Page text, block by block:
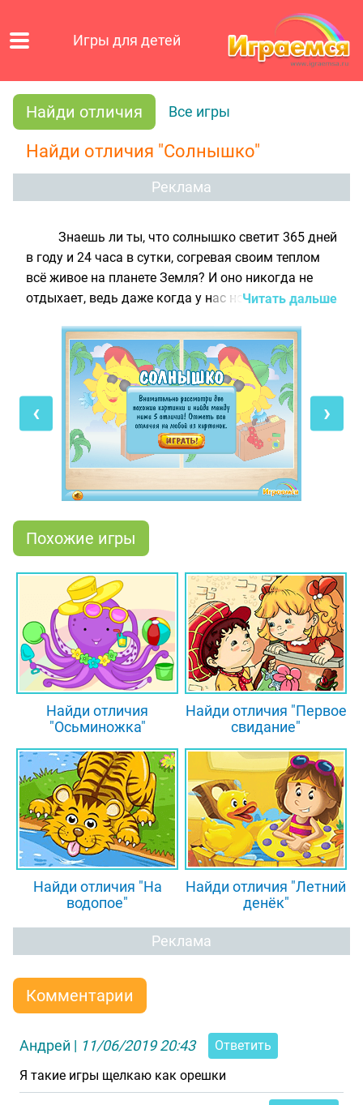
Игры для детей
Найди отличия Все игры
Найди отличия "Солнышко"
Реклама
Знаешь ли ты, что солнышко светит 365 дней
в году и 24 часа в сутки, согревая своим теплом
всё живое на планете Земля? И оно никогда не
отдыхает, ведь даже когда у нас ночь, солнце все
стало жалко трудолюбивое солнышко, и в этой
игре для детей на поиск отличий мы отправили
его в отпуск! Посмотри на две яркие, красочные
картинки и найди между ними 5 отличий. Щёлкая
по ним мышкой на любой из картинок, ты
постепенно пройдешь всю игру. А потом сыграй в
другие игрынайди отличия для детейна нашем
Читать дальше
‹ ›
Похожие игры
Найди отличия
"Осьминожка"
Найди отличия "Первое
свидание"
Найди отличия "На
водопое"
Найди отличия "Летний
денёк"
Реклама
Комментарии
Андрей | 11/06/2019 20:43
Ответить
Я такие игры щелкаю как орешки